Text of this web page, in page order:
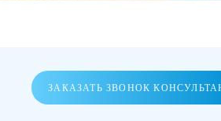
ЗАКАЗАТЬ ЗВОНОК